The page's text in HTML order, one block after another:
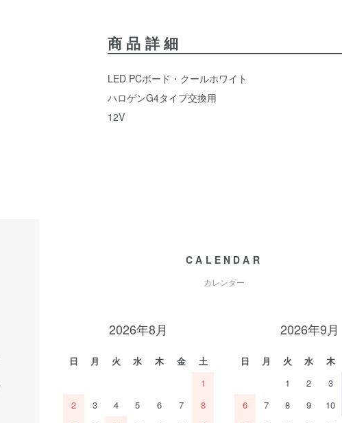
商品詳細
LED PCボード・クールホワイト
ハロゲンG4タイプ交換用
12V
CALENDAR
カレンダー
2026年8月
日 月 火 水 木 金
土
1
2
3 4 5 6 7
8
2026年9月
日 月 火 水 木
1
2 3
6
7 8 9 10